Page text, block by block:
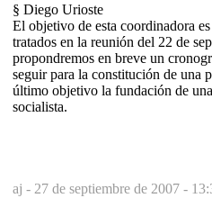
§ Diego Urioste
El objetivo de esta coordinadora
tratados en la reunión del 22 de
propondremos en breve un
seguir para la constitución de una
último objetivo la fundación de
socialista.
aj - 27 de septiembre de 2007 -